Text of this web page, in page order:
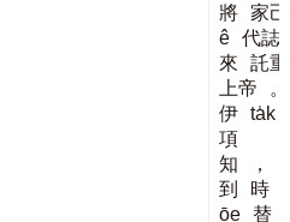
將 家己
ê 代誌
來
託重
上帝
。
伊 ta̍k
項
知
，
到
時
ōe
替